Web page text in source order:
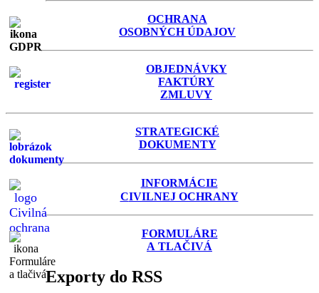
OCHRANA
OSOBNÝCH ÚDAJOV
OBJEDNÁVKY
FAKTÚRY
ZMLUVY
STRATEGICKÉ
DOKUMENTY
INFORMÁCIE
CIVILNEJ OCHRANY
FORMULÁRE
A TLAČIVÁ
Exporty do RSS